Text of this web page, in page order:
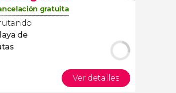
gratuita
de
Ver detalles